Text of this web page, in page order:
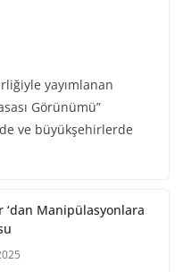
yayımlanan
Görünümü”
ve büyükşehirlerde
‘dan Manipülasyonlara